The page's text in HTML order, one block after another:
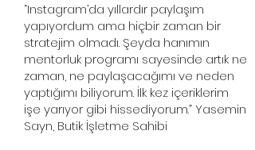
“Instagram’da yıllardır paylaşım
yapıyordum ama hiçbir zaman bir
stratejim olmadı. Şeyda hanımın
mentorluk programı sayesinde artık ne
zaman, ne paylaşacağımı ve neden
yaptığımı biliyorum. İlk kez içeriklerim
işe yarıyor gibi hissediyorum.” Yasemin
Sayn, Butik İşletme Sahibi